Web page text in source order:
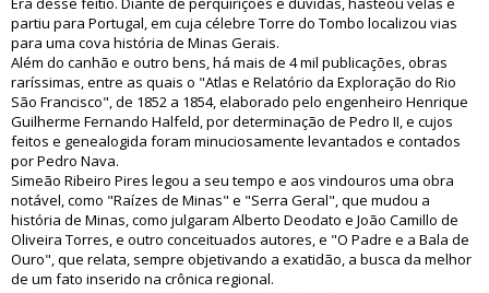
partiu para Portugal, em cuja célebre Torre do Tombo localizou vias
para uma cova história de Minas Gerais.
Além do canhão e outro bens, há mais de 4 mil publicações, obras
raríssimas, entre as quais o "Atlas e Relatório da Exploração do Rio
São Francisco", de 1852 a 1854, elaborado pelo engenheiro Henrique
Guilherme Fernando Halfeld, por determinação de Pedro II, e cujos
feitos e genealogida foram minuciosamente levantados e contados
por Pedro Nava.
Simeão Ribeiro Pires legou a seu tempo e aos vindouros uma obra
notável, como "Raízes de Minas" e "Serra Geral", que mudou a
história de Minas, como julgaram Alberto Deodato e João Camillo de
Oliveira Torres, e outro conceituados autores, e "O Padre e a Bala de
Ouro", que relata, sempre objetivando a exatidão, a busca da melhor
de um fato inserido na crônica regional.